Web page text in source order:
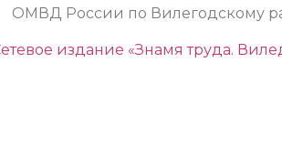
ОМВД России по Вилегодскому
издание «Знамя труда.